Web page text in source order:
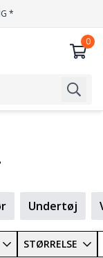
*
Undertøj
STØRRELSE